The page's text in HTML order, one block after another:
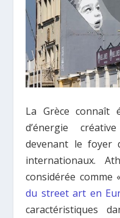
La Grèce connaît
d’énergie
devenant le foyer
internationaux.
considérée comme
du street art en
caractéristiques